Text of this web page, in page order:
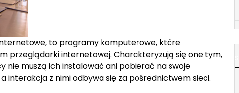
to programy komputerowe, które
przeglądarki internetowej. Charakteryzują się one tym,
nie muszą ich instalować ani pobierać na swoje
interakcja z nimi odbywa się za pośrednictwem sieci.